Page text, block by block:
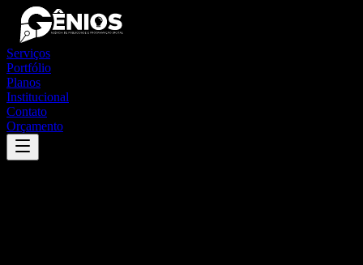
Serviços
Portfólio
Planos
Institucional
Contato
Orçamento